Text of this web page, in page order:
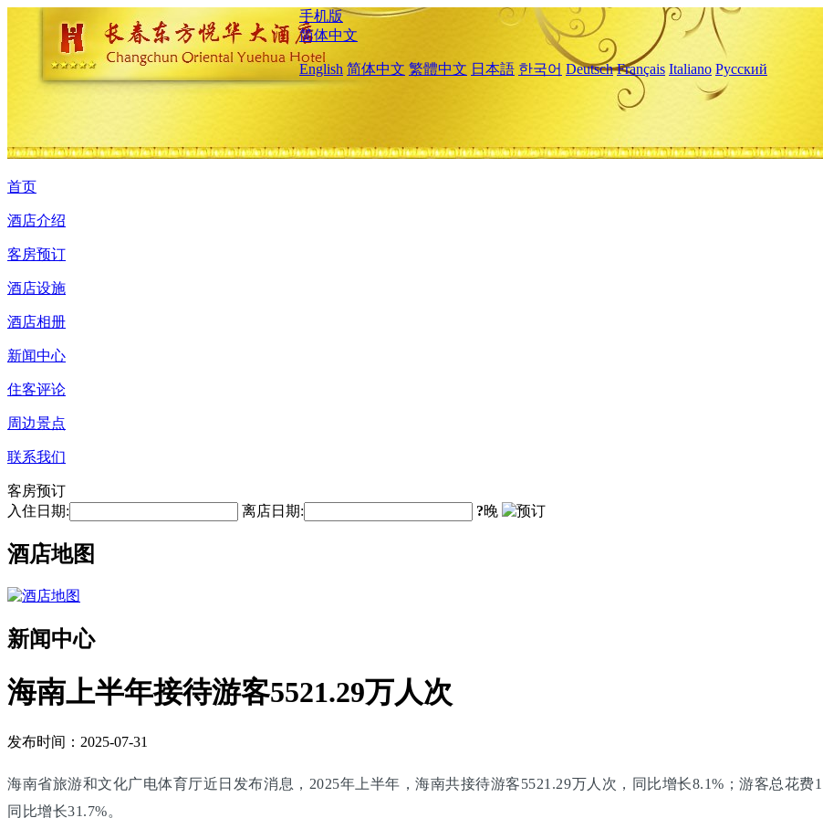
手机版
简体中文
English 简体中文 繁體中文 日本語 한국어 Deutsch Français Italiano Русский
首页
酒店介绍
客房预订
酒店设施
酒店相册
新闻中心
住客评论
周边景点
联系我们
客房预订
入住日期:
离店日期: ?晚
酒店地图
新闻中心
海南上半年接待游客5521.29万人次
发布时间：2025-07-31
海南省旅游和文化广电体育厅近日发布消息，2025年上半年，海南共接待游客5521.29万人次，同比增长8.1%；游客总花费
同比增长31.7%。